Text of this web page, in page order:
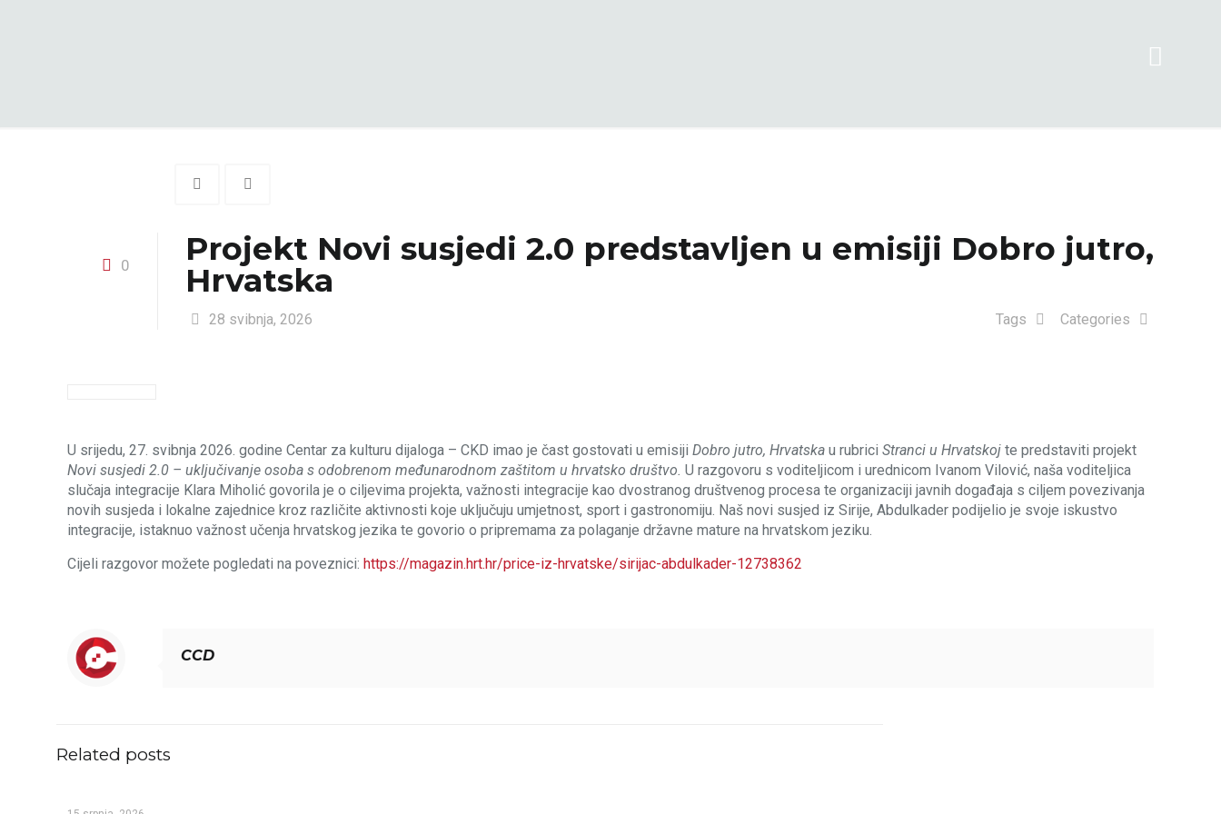
0
Projekt Novi susjedi 2.0 predstavljen u emisiji Dobro jutro,
Hrvatska
28 svibnja, 2026 Categories
Tags
U srijedu, 27. svibnja 2026. godine Centar za kulturu dijaloga – CKD imao je čast gostovati u emisijiDobro jutro, Hrvatska u rubriciStranci u Hrvatskoj te predstaviti projekt
Novi susjedi 2.0 – uključivanje osoba s odobrenom međunarodnom zaštitom u hrvatsko društvo. U razgovoru s voditeljicom i urednicom Ivanom Vilović, naša voditeljica
slučaja integracije Klara Miholić govorila je o ciljevima projekta, važnosti integracije kao dvostranog društvenog procesa te organizaciji javnih događaja s ciljem povezivanja
novih susjeda i lokalne zajednice kroz različite aktivnosti koje uključuju umjetnost, sport i gastronomiju. Naš novi susjed iz Sirije, Abdulkader podijelio je svoje iskustvo
integracije, istaknuo važnost učenja hrvatskog jezika te govorio o pripremama za polaganje državne mature na hrvatskom jeziku.
Cijeli razgovor možete pogledati na poveznici:https://magazin.hrt.hr/price-iz-hrvatske/sirijac-abdulkader-12738362
CCD
Related posts